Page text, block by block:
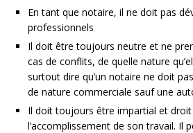
En tant que notaire, il ne doit pas
professionnels
Il doit être toujours neutre et ne
cas de conflits, de quelle nature
surtout dire qu’un notaire ne doit
de nature commerciale sauf une
Il doit toujours être impartial et droit
l’accomplissement de son travail. Il